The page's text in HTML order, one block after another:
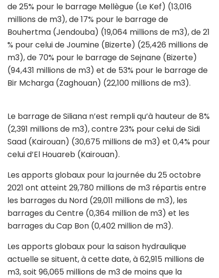
de 25% pour le barrage Mellègue (Le Kef) (13,016
millions de m3), de 17% pour le barrage de
Bouhertma (Jendouba) (19,064 millions de m3), de 21
% pour celui de Joumine (Bizerte) (25,426 millions de
m3), de 70% pour le barrage de Sejnane (Bizerte)
(94,431 millions de m3) et de 53% pour le barrage de
Bir Mcharga (Zaghouan) (22,100 millions de m3).
Le barrage de Siliana n’est rempli qu’à hauteur de 8%
(2,391 millions de m3), contre 23% pour celui de Sidi
Saad (Kairouan) (30,675 millions de m3) et 0,4% pour
celui d’El Houareb (Kairouan).
Les apports globaux pour la journée du 25 octobre
2021 ont atteint 29,780 millions de m3 répartis entre
les barrages du Nord (29,011 millions de m3), les
barrages du Centre (0,364 million de m3) et les
barrages du Cap Bon (0,402 million de m3).
Les apports globaux pour la saison hydraulique
actuelle se situent, à cette date, à 62,915 millions de
m3, soit 96,065 millions de m3 de moins que la